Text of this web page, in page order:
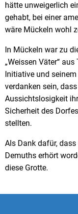
hätte unweigerlich
gehabt, bei einer
wäre Mückeln wohl
In Mückeln war zu
„Weissen Väter“
Initiative und
verdanken sein,
Aussichtslosigkeit
Sicherheit des
stellten.
Als Dank dafür,
Demuths erhört
diese Grotte.